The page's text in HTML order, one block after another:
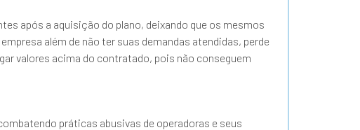
após a aquisição do plano, deixando que os mesmos
além de não ter suas demandas atendidas, perde
valores acima do contratado, pois não conseguem
práticas abusivas de operadoras e seus